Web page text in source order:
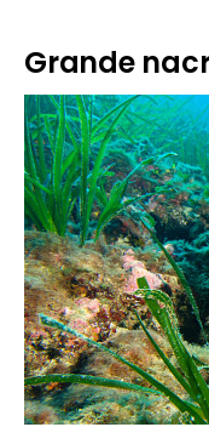
Grande